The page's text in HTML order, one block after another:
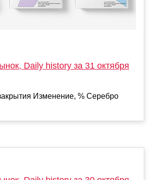
Daily history за 31 октября
Изменение, % Серебро